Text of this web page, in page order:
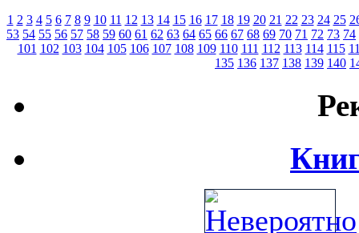
1 2 3 4 5 6 7 8 9 10 11 12 13 14 15 16 17 18 19 20 21 22 23 24 25
53 54 55 56 57 58 59 60 61 62 63 64 65 66 67 68 69 70 71 72 73 74
101 102 103 104 105 106 107 108 109 110 111 112 113 114 115
135 136 137 138 139 140